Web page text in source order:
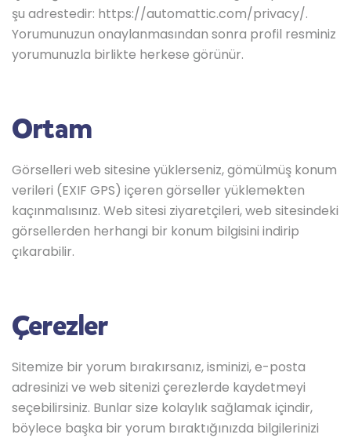
şu adrestedir: https://automattic.com/privacy/.
Yorumunuzun onaylanmasından sonra profil resminiz
yorumunuzla birlikte herkese görünür.
Ortam
Görselleri web sitesine yüklerseniz, gömülmüş konum
verileri (EXIF GPS) içeren görseller yüklemekten
kaçınmalısınız. Web sitesi ziyaretçileri, web sitesindeki
görsellerden herhangi bir konum bilgisini indirip
çıkarabilir.
Çerezler
Sitemize bir yorum bırakırsanız, isminizi, e-posta
adresinizi ve web sitenizi çerezlerde kaydetmeyi
seçebilirsiniz. Bunlar size kolaylık sağlamak içindir,
böylece başka bir yorum bıraktığınızda bilgilerinizi